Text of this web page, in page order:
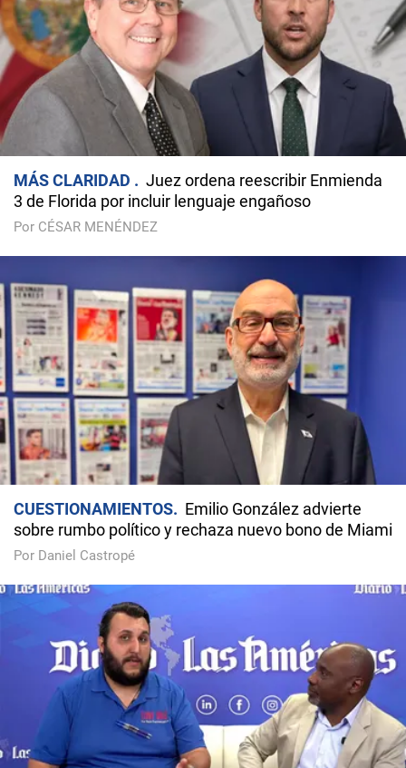
MÁS CLARIDAD
Juez ordena reescribir Enmienda
3 de Florida por incluir lenguaje engañoso
Por CÉSAR MENÉNDEZ
CUESTIONAMIENTOS
Emilio González advierte
sobre rumbo político y rechaza nuevo bono de Miami
Por Daniel Castropé